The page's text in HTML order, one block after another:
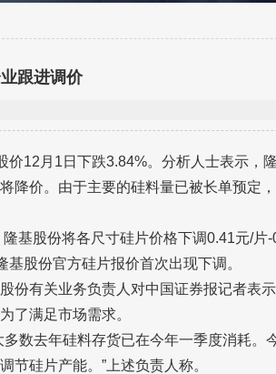
跟进调价
价12月1日下跌3.84%。分析人士表示，
降价。由于主要的硅料量已被长单预定，
基股份将各尺寸硅片价格下调0.41元/片
股份官方硅片报价首次出现下调。
份有关业务负责人对中国证券报记者表
了满足市场需求。
数去年硅料存货已在今年一季度消耗。
节硅片产能。”上述负责人称。